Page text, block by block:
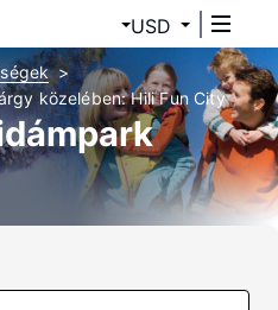
USD
közelében: Hili Fun City